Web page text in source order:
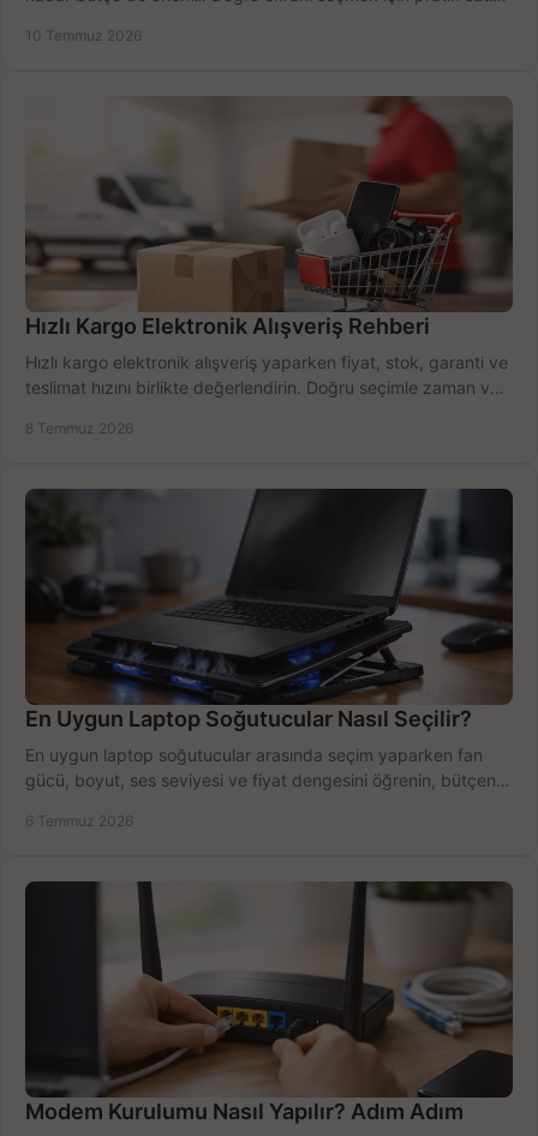
10 Temmuz 2026
Hızlı Kargo Elektronik Alışveriş Rehberi
Hızlı kargo elektronik alışveriş yaparken fiyat, stok, garanti ve
teslimat hızını birlikte değerlendirin. Doğru seçimle zaman ve
8 Temmuz 2026
En Uygun Laptop Soğutucular Nasıl Seçilir?
En uygun laptop soğutucular arasında seçim yaparken fan
gücü, boyut, ses seviyesi ve fiyat dengesini öğrenin, bütçenizi
6 Temmuz 2026
Modem Kurulumu Nasıl Yapılır? Adım Adım